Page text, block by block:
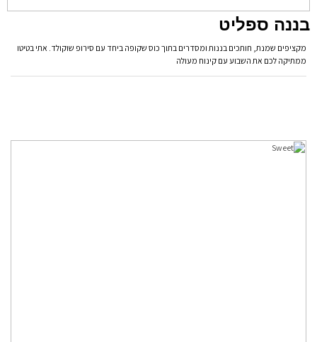
בננה ספליט
מקציפים שמנת, חותכים בננות ומסדרים בתוך כוס שקופה ביחד עם סירופ שוקולד. אתי בטיטו
ממתיקה לכם את השבוע עם קינוח מעולה